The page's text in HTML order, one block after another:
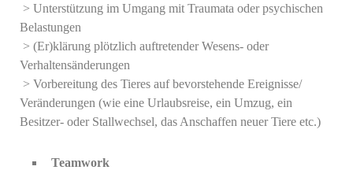
> Unterstützung im Umgang mit Traumata oder psychischen
Belastungen
> (Er)klärung plötzlich auftretender Wesens- oder
Verhaltensänderungen
> Vorbereitung des Tieres auf bevorstehende Ereignisse/
Veränderungen (wie eine Urlaubsreise, ein Umzug, ein
Besitzer- oder Stallwechsel, das Anschaffen neuer Tiere etc.)
Teamwork